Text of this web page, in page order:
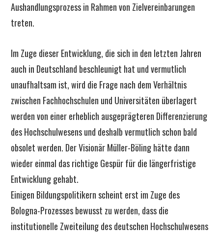
Aushandlungsprozess in Rahmen von Zielvereinbarungen
treten.
Im Zuge dieser Entwicklung, die sich in den letzten Jahren
auch in Deutschland beschleunigt hat und vermutlich
unaufhaltsam ist, wird die Frage nach dem Verhältnis
zwischen Fachhochschulen und Universitäten überlagert
werden von einer erheblich ausgeprägteren Differenzierung
des Hochschulwesens und deshalb vermutlich schon bald
obsolet werden. Der Visionär Müller-Böling hätte dann
wieder einmal das richtige Gespür für die längerfristige
Entwicklung gehabt.
Einigen Bildungspolitikern scheint erst im Zuge des
Bologna-Prozesses bewusst zu werden, dass die
institutionelle Zweiteilung des deutschen Hochschulwesens